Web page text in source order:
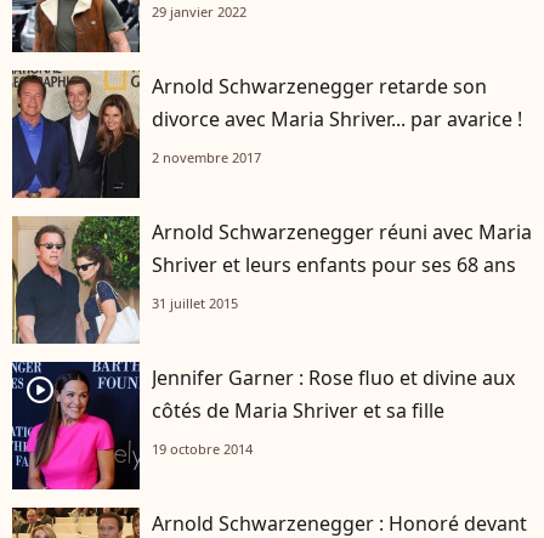
29 janvier 2022
Arnold Schwarzenegger retarde son
divorce avec Maria Shriver... par avarice !
2 novembre 2017
Arnold Schwarzenegger réuni avec Maria
Shriver et leurs enfants pour ses 68 ans
31 juillet 2015
player2
Jennifer Garner : Rose fluo et divine aux
côtés de Maria Shriver et sa fille
19 octobre 2014
Arnold Schwarzenegger : Honoré devant